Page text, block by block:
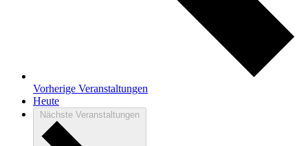
Vorherige Veranstaltungen
Heute
Nächste Veranstaltungen